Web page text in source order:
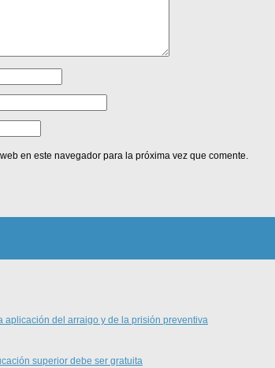
en este navegador para la próxima vez que comente.
aplicación del arraigo y de la prisión preventiva
superior debe ser gratuita